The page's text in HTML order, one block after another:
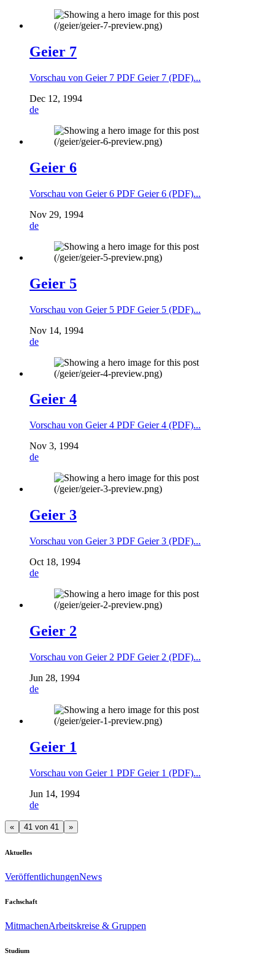
Geier 7
Vorschau von Geier 7 PDF Geier 7 (PDF)...
Dec 12, 1994
de
Geier 6
Vorschau von Geier 6 PDF Geier 6 (PDF)...
Nov 29, 1994
de
Geier 5
Vorschau von Geier 5 PDF Geier 5 (PDF)...
Nov 14, 1994
de
Geier 4
Vorschau von Geier 4 PDF Geier 4 (PDF)...
Nov 3, 1994
de
Geier 3
Vorschau von Geier 3 PDF Geier 3 (PDF)...
Oct 18, 1994
de
Geier 2
Vorschau von Geier 2 PDF Geier 2 (PDF)...
Jun 28, 1994
de
Geier 1
Vorschau von Geier 1 PDF Geier 1 (PDF)...
Jun 14, 1994
de
« 41 von 41 »
Aktuelles
VeröffentlichungenNews
Fachschaft
MitmachenArbeitskreise & Gruppen
Studium